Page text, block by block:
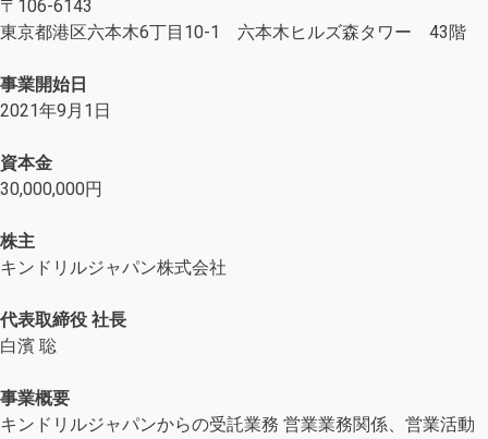
〒106-6143
東京都港区六本木6丁目10-1 六本木ヒルズ森タワー 43階
事業開始日
2021年9月1日
資本金
30,000,000円
株主
キンドリルジャパン株式会社
代表取締役 社長
白濱 聡
事業概要
キンドリルジャパンからの受託業務 営業業務関係、営業活動